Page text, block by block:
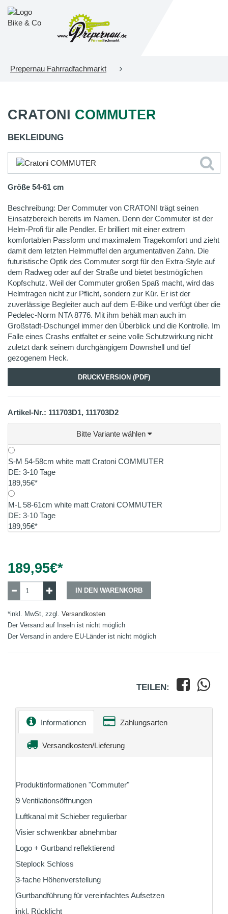
Prepernau Fahrradfachmarkt
CRATONI COMMUTER
BEKLEIDUNG
Größe 54-61 cm
Beschreibung: Der Commuter von CRATONI trägt seinen
Einsatzbereich bereits im Namen. Denn der Commuter ist der
Helm-Profi für alle Pendler. Er brilliert mit einer extrem
komfortablen Passform und maximalem Tragekomfort und zieht
damit dem letzten Helmmuffel den argumentativen Zahn. Die
futuristische Optik des Commuter sorgt für den Extra-Style auf
dem Radweg oder auf der Straße und bietet bestmöglichen
Kopfschutz. Weil der Commuter großen Spaß macht, wird das
Helmtragen nicht zur Pflicht, sondern zur Kür. Er ist der
zuverlässige Begleiter auch auf dem E-Bike und verfügt über die
Pedelec-Norm NTA 8776. Mit ihm behält man auch im
Großstadt-Dschungel immer den Überblick und die Kontrolle. Im
Falle eines Crashs entfaltet er seine volle Schutzwirkung nicht
zuletzt dank seinem durchgängigem Downshell und tief
gezogenem Heck.
DRUCKVERSION (PDF)
Artikel-Nr.: 111703D1, 111703D2
Bitte Variante wählen
S-M 54-58cm white matt Cratoni COMMUTER
DE: 3-10 Tage
189,95€*
M-L 58-61cm white matt Cratoni COMMUTER
DE: 3-10 Tage
189,95€*
189,95€*
IN DEN WARENKORB
*inkl. MwSt, zzgl. Versandkosten
Der Versand auf Inseln ist nicht möglich
Der Versand in andere EU-Länder ist nicht möglich
TEILEN:
Informationen Zahlungsarten
Versandkosten/Lieferung
Produktinformationen "Commuter"
9 Ventilationsöffnungen
Luftkanal mit Schieber regulierbar
Visier schwenkbar abnehmbar
Logo + Gurtband reflektierend
Steplock Schloss
3-fache Höhenverstellung
Gurtbandführung für vereinfachtes Aufsetzen
inkl. Rücklicht